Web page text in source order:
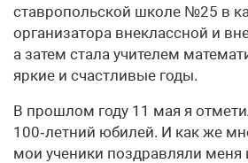
ставропольской школе №25 в
организатора внеклассной и
а затем стала учителем
яркие и счастливые годы.
В прошлом году 11 мая я
100‑летний юбилей. И как же
мои ученики поздравляли меня